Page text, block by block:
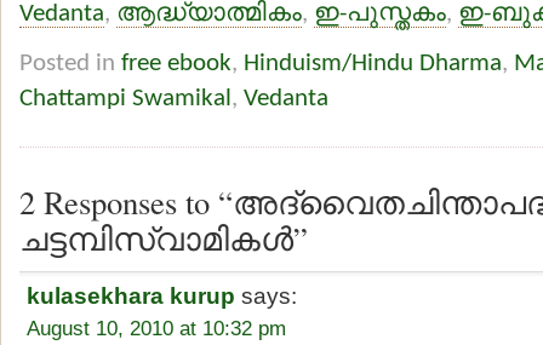
Vedanta, ആദ്ധ്യാത്മികം, ഇ-പുസ്തകം, ഇ-
Posted in free ebook, Hinduism/Hindu Dharma,
Chattampi Swamikal, Vedanta
2 Responses to
ചട്ടമ്പിസ്വാമികള്‍”
kulasekhara kurup says:
August 10, 2010 at 10:32 pm